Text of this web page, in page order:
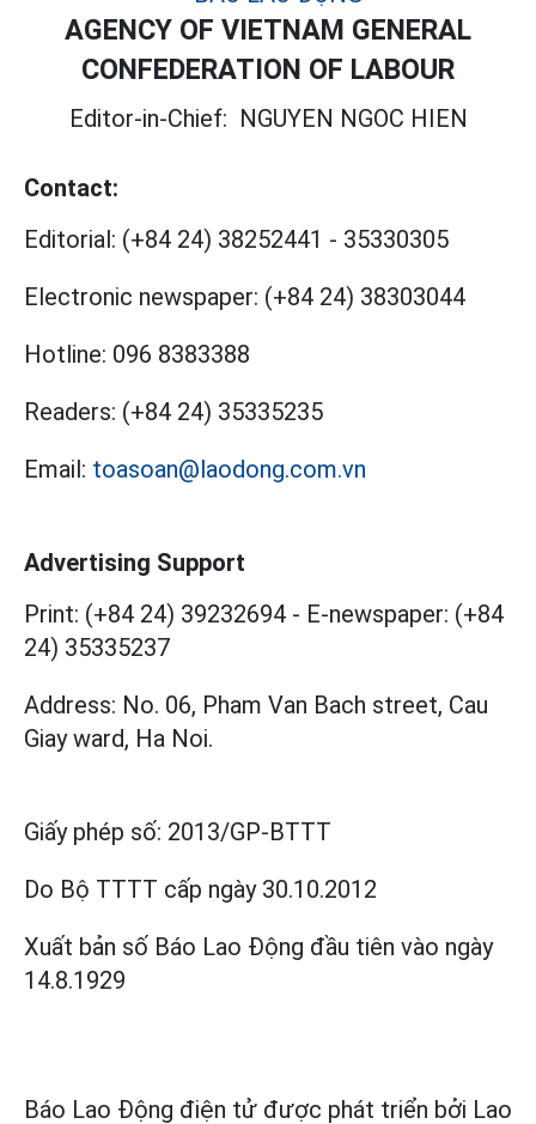
AGENCY OF VIETNAM GENERAL
CONFEDERATION OF LABOUR
Editor-in-Chief: NGUYEN NGOC HIEN
Contact:
Editorial: (+84 24) 38252441 - 35330305
Electronic newspaper: (+84 24) 38303044
Hotline: 096 8383388
Readers: (+84 24) 35335235
Email: toasoan@laodong.com.vn
Advertising Support
Print: (+84 24) 39232694 - E-newspaper: (+84
24) 35335237
Address: No. 06, Pham Van Bach street, Cau
Giay ward, Ha Noi.
Giấy phép số: 2013/GP-BTTT
Do Bộ TTTT cấp ngày 30.10.2012
Xuất bản số Báo Lao Động đầu tiên vào ngày
14.8.1929
Báo Lao Động điện tử được phát triển bởi Lao